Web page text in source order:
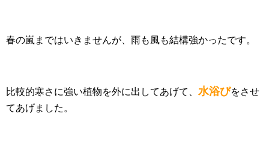
春の嵐まではいきませんが、雨も風も結構強かったです。
比較的寒さに強い植物を外に出してあげて、 水浴びをさせ
てあげました。